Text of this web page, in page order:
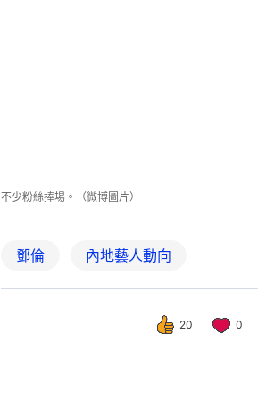
不少粉絲捧場。（微博圖片）
鄧倫 內地藝人動向
20 0